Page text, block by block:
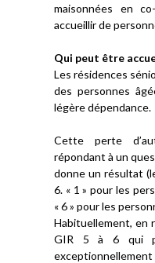
maisonnées en
accueillir de
Qui peut être
Les résidences
des personnes
légère dépendance.
Cette perte
répondant à un
donne un résultat
6. « 1 » pour les
« 6 » pour les
Habituellement, en
GIR 5 à 6 qui